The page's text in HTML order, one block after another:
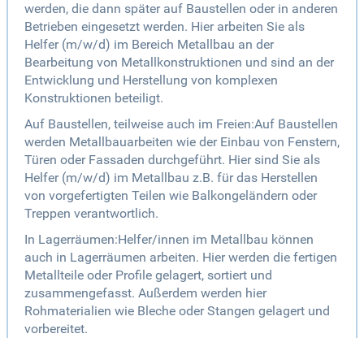
werden, die dann später auf Baustellen oder in anderen
Betrieben eingesetzt werden. Hier arbeiten Sie als
Helfer (m/w/d) im Bereich Metallbau an der
Bearbeitung von Metallkonstruktionen und sind an der
Entwicklung und Herstellung von komplexen
Konstruktionen beteiligt.
Auf Baustellen, teilweise auch im Freien:Auf Baustellen
werden Metallbauarbeiten wie der Einbau von Fenstern,
Türen oder Fassaden durchgeführt. Hier sind Sie als
Helfer (m/w/d) im Metallbau z.B. für das Herstellen
von vorgefertigten Teilen wie Balkongeländern oder
Treppen verantwortlich.
In Lagerräumen:Helfer/innen im Metallbau können
auch in Lagerräumen arbeiten. Hier werden die fertigen
Metallteile oder Profile gelagert, sortiert und
zusammengefasst. Außerdem werden hier
Rohmaterialien wie Bleche oder Stangen gelagert und
vorbereitet.